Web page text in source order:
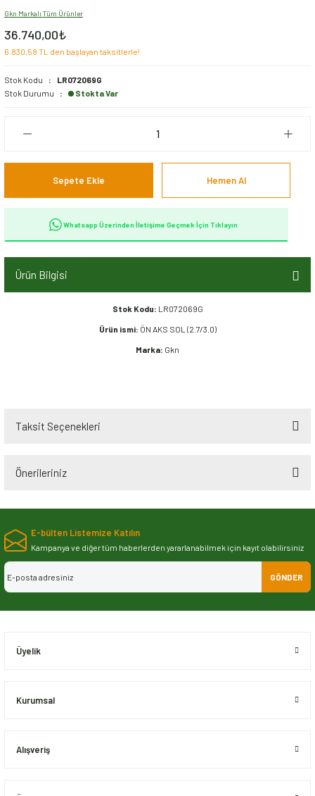
Gkn Markalı Tüm Ürünler
36.740,00₺
6.830,58 TL den başlayan taksitlerle!
Stok Kodu
LR072069G
Stok Durumu
Stokta Var
Sepete Ekle Hemen Al
Whatsapp Üzerinden İletişime Geçmek İçin Tıklayın
Ürün Bilgisi
Stok Kodu: LR072069G
Ürün ismi: ÖN AKS SOL (2.7/3.0)
Marka: Gkn
Taksit Seçenekleri
Önerileriniz
Bu ürünün fiyat bilgisi, resim, ürün açıklamalarında ve diğer konularda
iletebilirsiniz.
Görüş ve önerileriniz için teşekkür ederiz.
Ürün resmi kalitesiz, bozuk veya görüntülenemiyor.
E-bülten Listemize Katılın
Kampanya ve diğer tüm haberlerden yararlanabilmek için kayıt olabilirsiniz
GÖNDER
Üyelik
Kurumsal
Alışveriş